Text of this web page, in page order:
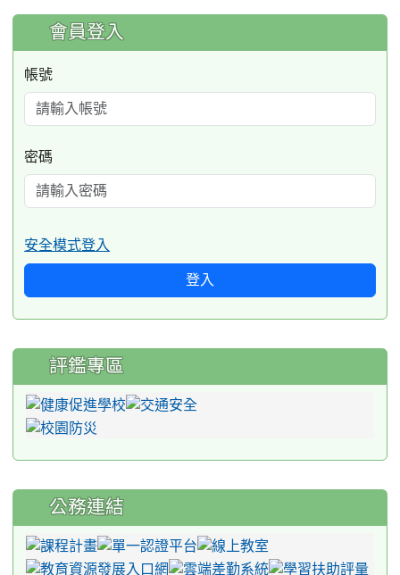
:::
會員登入
帳號
密碼
安全模式登入
登入
評鑑專區
公務連結